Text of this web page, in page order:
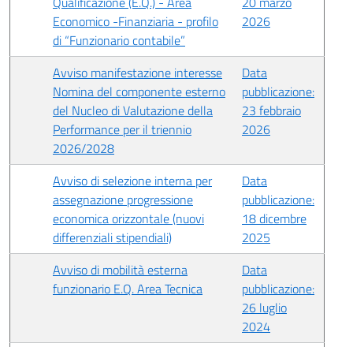
Economico -Finanziaria - profilo
di “Funzionario contabile”
2026
Avviso manifestazione interesse
Nomina del componente esterno
del Nucleo di Valutazione della
Performance per il triennio
2026/2028
Data
pubblicazione:
23 febbraio
2026
Avviso di selezione interna per
assegnazione progressione
economica orizzontale (nuovi
differenziali stipendiali)
Data
pubblicazione:
18 dicembre
2025
Avviso di mobilità esterna
funzionario E.Q. Area Tecnica
Data
pubblicazione:
26 luglio
2024